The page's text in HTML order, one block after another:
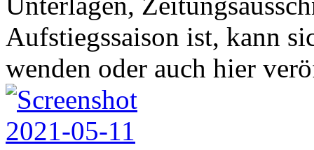
Aufstiegssaison ist, kann
wenden oder auch hier